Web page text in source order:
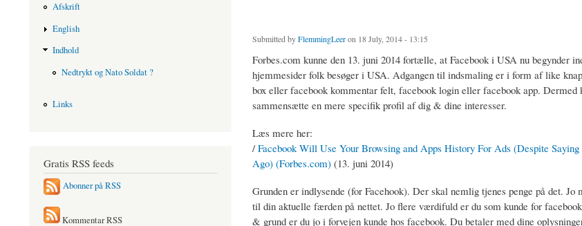
Submitted byFlemmingLeeron 18 July, 2014 - 13:15
Forbes.com kunne den 13. juni 2014 fortælle, at Facebook i USA nu begynder
hjemmesider folk besøger i USA. Adgangen til indsmaling er i form af like
box eller facebook kommentar felt, facebook login eller facebook app. Dermed
sammensætte en mere specifik profil af dig & dine interesser.
Læs mere her:
/Facebook Will Use Your Browsing and Apps History For Ads (Despite
Ago) (Forbes.com)(13. juni 2014)
Grunden er indlysende (for Facehook). Der skal nemlig tjenes penge på det. Jo
til din aktuelle færden på nettet. Jo flere værdifuld er du som kunde for
& grund er du jo i forvejen kunde hos facebook. Du betaler med dine
Afskrift
English
Indhold
Nedtrykt og Nato Soldat ?
Links
Gratis RSS feeds
Abonner på RSS
Kommentar RSS